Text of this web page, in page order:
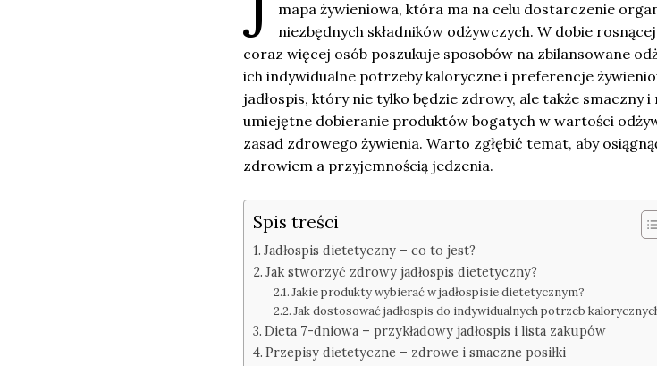
mapa żywieniowa, która ma na celu dostarczenie
niezbędnych składników odżywczych. W dobie
coraz więcej osób poszukuje sposobów na zbilansowane
ich indywidualne potrzeby kaloryczne i preferencje
jadłospis, który nie tylko będzie zdrowy, ale także smaczny
umiejętne dobieranie produktów bogatych w wartości
zasad zdrowego żywienia. Warto zgłębić temat, aby
zdrowiem a przyjemnością jedzenia.
Spis treści
Jadłospis dietetyczny – co to jest?
Jak stworzyć zdrowy jadłospis dietetyczny?
Jakie produkty wybierać w jadłospisie dietetycznym?
Jak dostosować jadłospis do indywidualnych potrzeb
Dieta 7-dniowa – przykładowy jadłospis i lista zakupów
Przepisy dietetyczne – zdrowe i smaczne posiłki